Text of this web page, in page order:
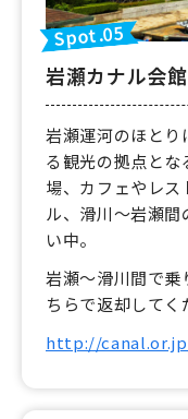
Spot.05
岩瀬カナル会館
岩瀬運河のほとり
る観光の拠点とな
場、カフェやレ
ル、滑川〜岩瀬
い中。
岩瀬〜滑川間で乗
ちらで返却してく
http://